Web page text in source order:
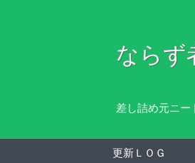
ならず
差し詰め元ニー
更新ＬＯＧ